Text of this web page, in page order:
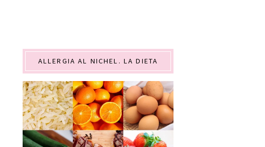
ALLERGIA AL NICHEL. LA DIETA